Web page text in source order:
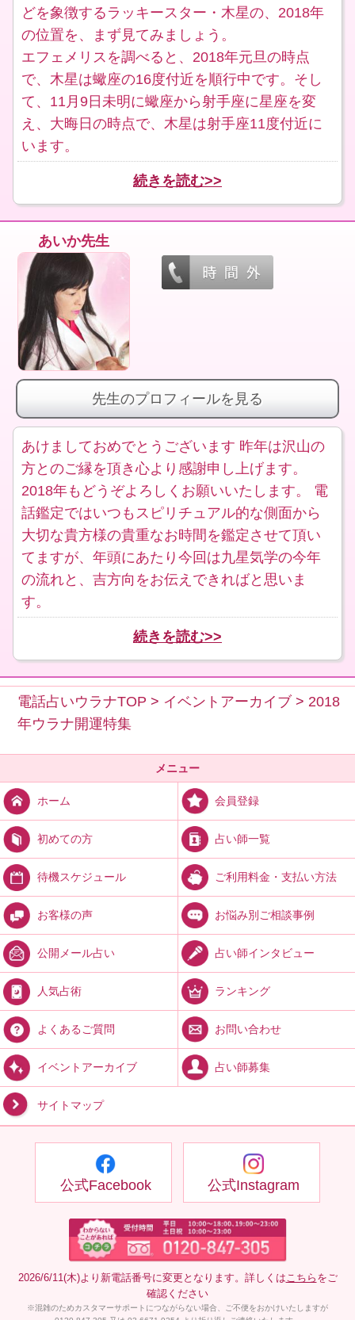
どを象徴するラッキースター・木星の、2018年
の位置を、まず見てみましょう。
エフェメリスを調べると、2018年元旦の時点
で、木星は蠍座の16度付近を順行中です。そし
て、11月9日未明に蠍座から射手座に星座を変
え、大晦日の時点で、木星は射手座11度付近に
います。
続きを読む>>
あいか先生
先生のプロフィールを見る
あけましておめでとうございます 昨年は沢山の
方とのご縁を頂き心より感謝申し上げます。
2018年もどうぞよろしくお願いいたします。 電
話鑑定ではいつもスピリチュアル的な側面から
大切な貴方様の貴重なお時間を鑑定させて頂い
てますが、年頭にあたり今回は九星気学の今年
の流れと、吉方向をお伝えできればと思いま
す。
続きを読む>>
電話占いウラナTOP > イベントアーカイブ > 2018
年ウラナ開運特集
メニュー
ホーム 会員登録
初めての方 占い師一覧
待機スケジュール ご利用料金・支払い方法
お客様の声 お悩み別ご相談事例
公開メール占い 占い師インタビュー
人気占術 ランキング
よくあるご質問 お問い合わせ
イベントアーカイブ 占い師募集
サイトマップ
公式Facebook 公式Instagram
2026/6/11(木)より新電話番号に変更となります。詳しくは こちら をご
確認ください
※混雑のためカスタマーサポートにつながらない場合、ご不便をおかけいたしますが